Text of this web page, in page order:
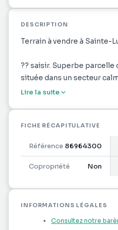
DESCRIPTION
Terrain à vendre à Sainte-
?? saisir. Superbe parcelle
située dans un secteur
(possibilité de plusieurs
Terrain avec une vue
pour plus de commodité.
Environnement paisible,
pour un projet résidentiel
Surface : 6280m²
Lire la suite
FICHE RÉCAPITULATIVE
Référence 86964300
Copropriété Non
INFORMATIONS LÉGALES
Consultez notre